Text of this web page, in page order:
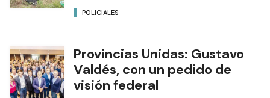
POLICIALES
Provincias Unidas: Gustavo
Valdés, con un pedido de
visión federal